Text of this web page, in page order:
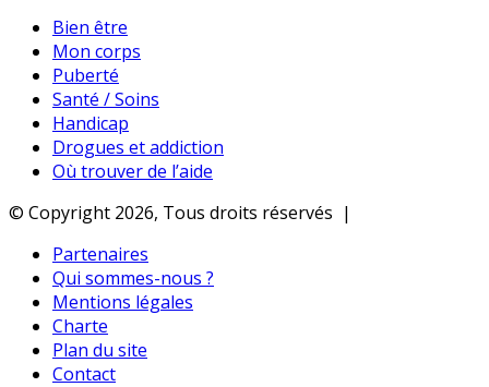
Bien être
Mon corps
Puberté
Santé / Soins
Handicap
Drogues et addiction
Où trouver de l’aide
© Copyright 2026, Tous droits réservés |
Partenaires
Qui sommes-nous ?
Mentions légales
Charte
Plan du site
Contact